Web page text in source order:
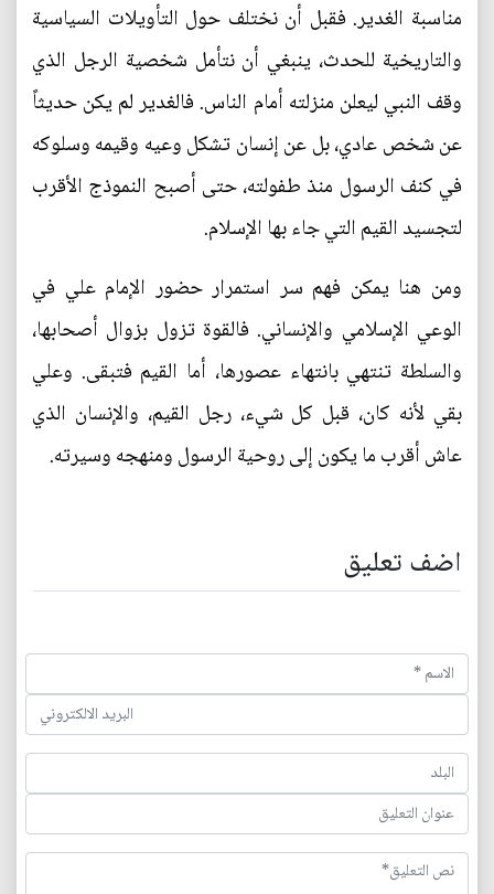
مناسبة الغدير. فقبل أن نختلف حول التأويلات السياسية
والتاريخية للحدث، ينبغي أن نتأمل شخصية الرجل الذي
وقف النبي ليعلن منزلته أمام الناس. فالغدير لم يكن حديثاً
عن شخص عادي، بل عن إنسان تشكل وعيه وقيمه وسلوكه
في كنف الرسول منذ طفولته، حتى أصبح النموذج الأقرب
لتجسيد القيم التي جاء بها الإسلام.
ومن هنا يمكن فهم سر استمرار حضور الإمام علي في
الوعي الإسلامي والإنساني. فالقوة تزول بزوال أصحابها،
والسلطة تنتهي بانتهاء عصورها، أما القيم فتبقى. وعلي
بقي لأنه كان، قبل كل شيء، رجل القيم، والإنسان الذي
عاش أقرب ما يكون إلى روحية الرسول ومنهجه وسيرته.
اضف تعليق